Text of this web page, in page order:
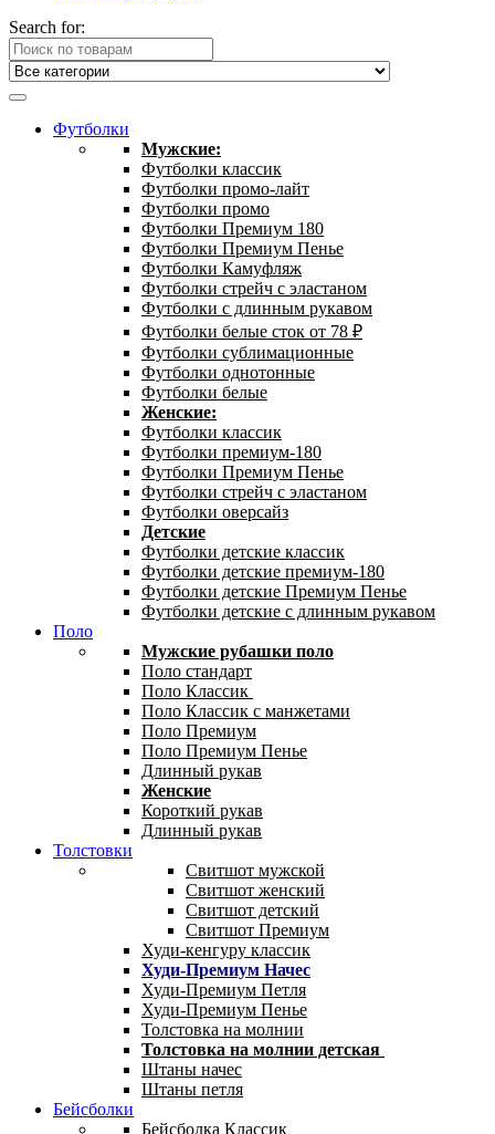
Search for:
Футболки
Мужские:
Футболки классик
Футболки промо-лайт
Футболки промо
Футболки Премиум 180
Футболки Премиум Пенье
Футболки Камуфляж
Футболки стрейч с эластаном
Футболки с длинным рукавом
Футболки белые сток от 78 ₽
Футболки сублимационные
Футболки однотонные
Футболки белые
Женские:
Футболки классик
Футболки премиум-180
Футболки Премиум Пенье
Футболки стрейч с эластаном
Футболки оверсайз
Детские
Футболки детские классик
Футболки детские премиум-180
Футболки детские Премиум Пенье
Футболки детские с длинным рукавом
Поло
Мужские рубашки поло
Поло стандарт
Поло Классик
Поло Классик с манжетами
Поло Премиум
Поло Премиум Пенье
Длинный рукав
Женские
Короткий рукав
Длинный рукав
Толстовки
Свитшот мужской
Свитшот женский
Свитшот детский
Свитшот Премиум
Худи-кенгуру классик
Худи-Премиум Начес
Худи-Премиум Петля
Худи-Премиум Пенье
Толстовка на молнии
Толстовка на молнии детская
Штаны начес
Штаны петля
Бейсболки
Бейсболка Классик